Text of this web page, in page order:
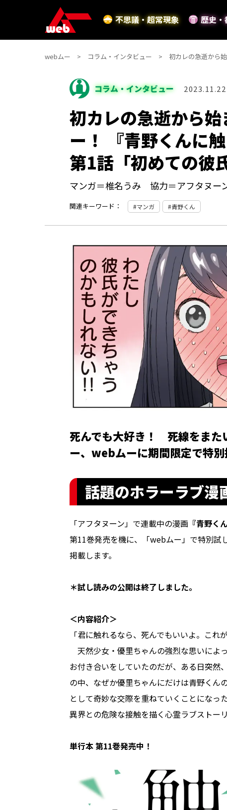
不思議・超常現象 歴史・
webムー コラム・インタビュー 初カレの急逝から
コラム・インタビュー 2023.11.22
初カレの急逝から
ー！ 『青野くんに
第1話「初めての彼
マンガ＝椎名うみ 協力＝アフタヌー
関連キーワード： マンガ 青野くん
死んでも大好き！ 死線をまた
ー、webムーに期間限定で特別
話題のホラーラブ漫
「アフタヌーン」で連載中の漫画 『青野く
第11巻発売を機に、「webムー」で特別
掲載します。
＊試し読みの公開は終了しました。
＜内容紹介＞
「君に触れるなら、死んでもいいよ。これ
天然少女・優里ちゃんの強烈な思いによ
お付き合いをしていたのだが、ある日突
の中、なぜか優里ちゃんにだけは青野くん
として奇妙な交際を重ねていくことになっ
異界との危険な接触を描く心霊ラブストー
単行本 第11巻発売中！